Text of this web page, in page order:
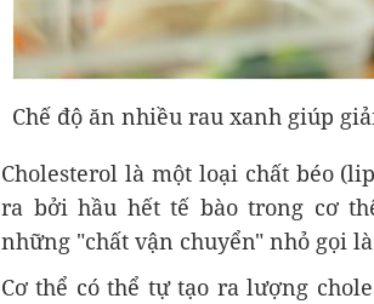
Chế độ ăn nhiều rau xanh giúp
Cholesterol là một loại chất béo
ra bởi hầu hết tế bào trong cơ
những "chất vận chuyển" nhỏ gọi
Cơ thể có thể tự tạo ra lượng